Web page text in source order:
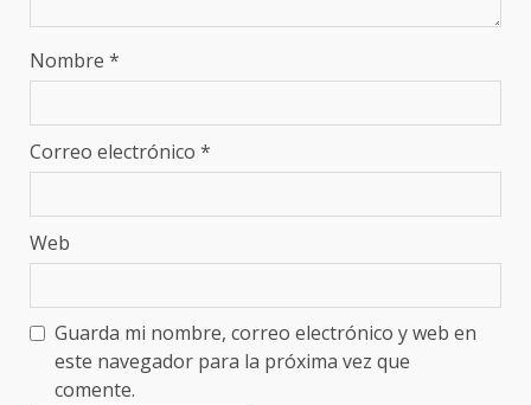
Nombre *
Correo electrónico *
Web
Guarda mi nombre, correo electrónico y web en
este navegador para la próxima vez que
comente.